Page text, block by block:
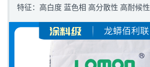
特征：高白度 蓝色相 高分散性 高耐候性